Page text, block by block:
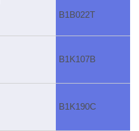
B1B022T
B1K107B
B1K190C